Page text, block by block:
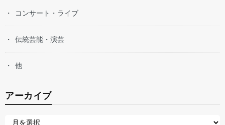
コンサート・ライブ
伝統芸能・演芸
他
アーカイブ